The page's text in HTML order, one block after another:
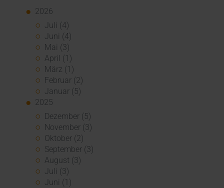
2026
Juli (4)
Juni (4)
Mai (3)
April (1)
März (1)
Februar (2)
Januar (5)
2025
Dezember (5)
November (3)
Oktober (2)
September (3)
August (3)
Juli (3)
Juni (1)